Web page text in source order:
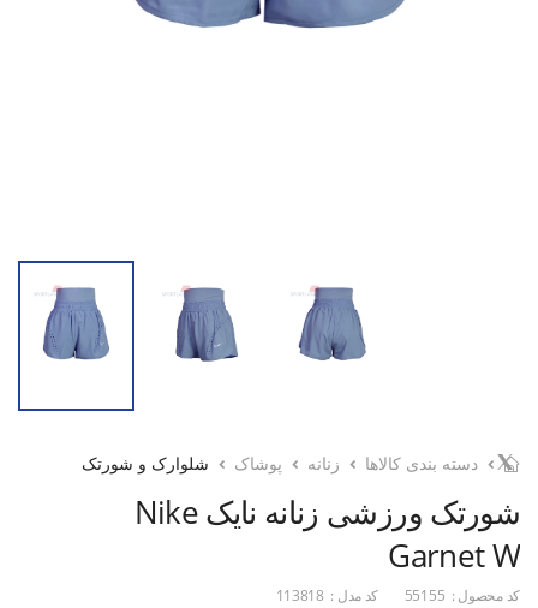
دسته بندی کالاها زنانه پوشاک شلوارک و شورتک
شورتک ورزشی زنانه نایک Nike
Garnet W
کد محصول : 55155 کد مدل : 113818